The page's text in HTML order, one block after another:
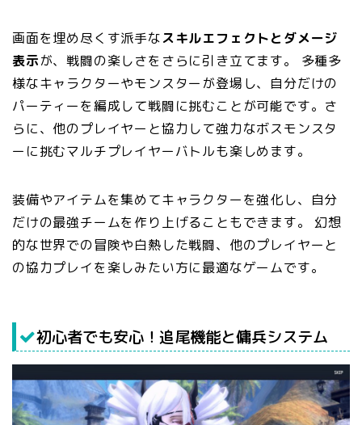
画面を埋め尽くす派手なスキルエフェクトとダメージ
表示が、戦闘の楽しさをさらに引き立てます。 多種多
様なキャラクターやモンスターが登場し、自分だけの
パーティーを編成して戦闘に挑むことが可能です。さ
らに、他のプレイヤーと協力して強力なボスモンスタ
ーに挑むマルチプレイヤーバトルも楽しめます。
装備やアイテムを集めてキャラクターを強化し、自分
だけの最強チームを作り上げることもできます。 幻想
的な世界での冒険や白熱した戦闘、他のプレイヤーと
の協力プレイを楽しみたい方に最適なゲームです。
初心者でも安心！追尾機能と傭兵システム